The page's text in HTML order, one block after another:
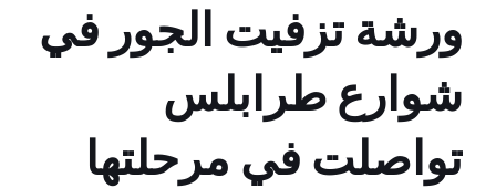
ورشة تزفيت الجور في
شوارع طرابلس
تواصلت في مرحلتها